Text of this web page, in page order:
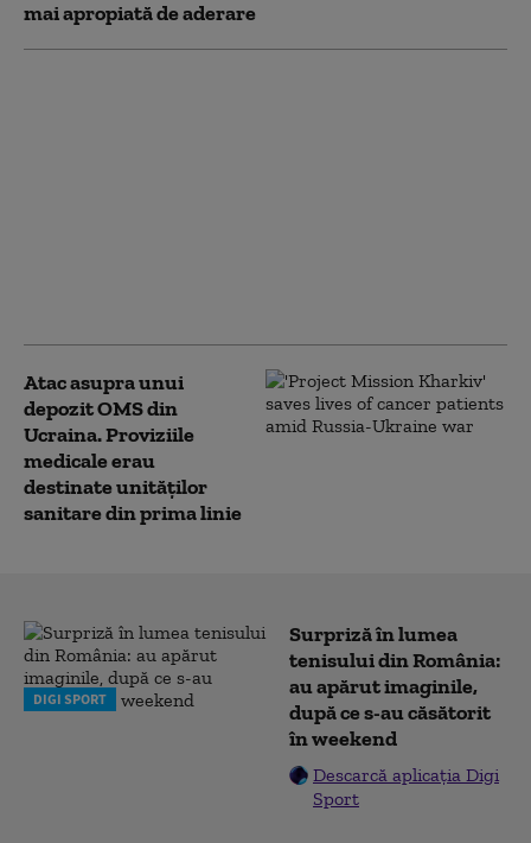
mai apropiată de aderare
Atac asupra unui
depozit OMS din
Ucraina. Proviziile
medicale erau
destinate unităților
sanitare din prima linie
DIGI SPORT
Surpriză în lumea
tenisului din România:
au apărut imaginile,
după ce s-au căsătorit
în weekend
Descarcă aplicația Digi
Sport